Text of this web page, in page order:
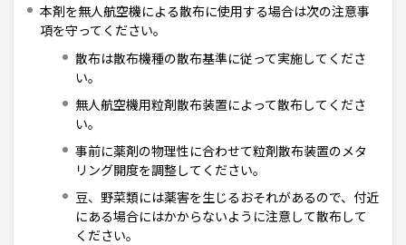
本剤を無人航空機による散布に使用する場合は次の注意事
項を守ってください。
散布は散布機種の散布基準に従って実施してくださ
い。
無人航空機用粒剤散布装置によって散布してくださ
い。
事前に薬剤の物理性に合わせて粒剤散布装置のメタ
リング開度を調整してください。
豆、野菜類には薬害を生じるおそれがあるので、付近
にある場合にはかからないように注意して散布して
ください。